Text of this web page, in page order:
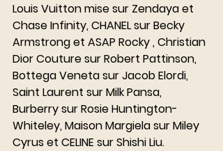
Louis Vuitton mise sur Zendaya et
Chase Infinity, CHANEL sur Becky
Armstrong et ASAP Rocky , Christian
Dior Couture sur Robert Pattinson,
Bottega Veneta sur Jacob Elordi,
Saint Laurent sur Milk Pansa,
Burberry sur Rosie Huntington-
Whiteley, Maison Margiela sur Miley
Cyrus et CELINE sur Shishi Liu.